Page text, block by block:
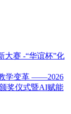
大赛 -“华谊杯”化
学变革 ——2026
奖仪式暨AI赋能